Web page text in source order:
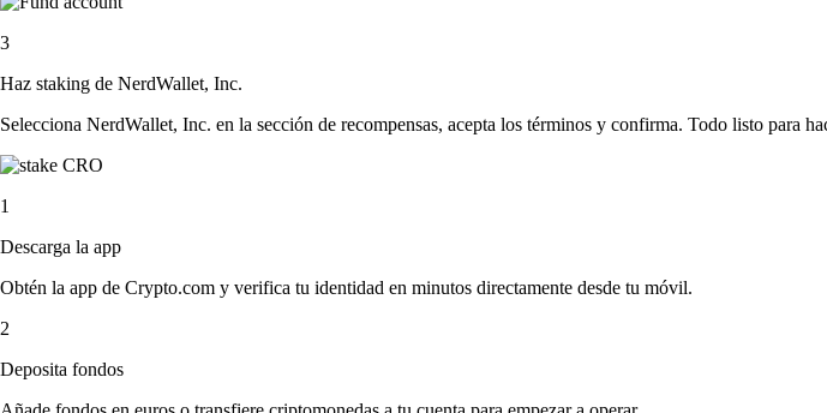
3
Haz staking de NerdWallet, Inc.
Selecciona NerdWallet, Inc. en la sección de recompensas, acepta los términos y confirma. Todo listo para
1
Descarga la app
Obtén la app de Crypto.com y verifica tu identidad en minutos directamente desde tu móvil.
2
Deposita fondos